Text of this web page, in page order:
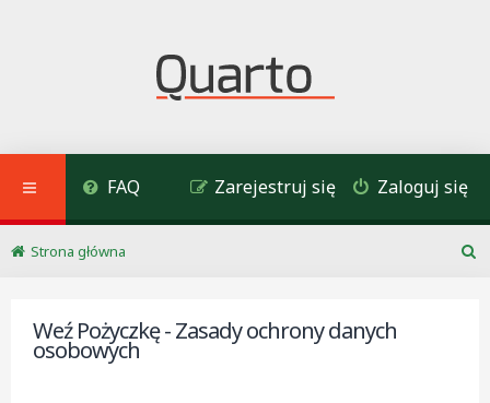
FAQ Zaloguj się
Zarejestruj się
Strona główna
Weź Pożyczkę - Zasady ochrony danych
osobowych